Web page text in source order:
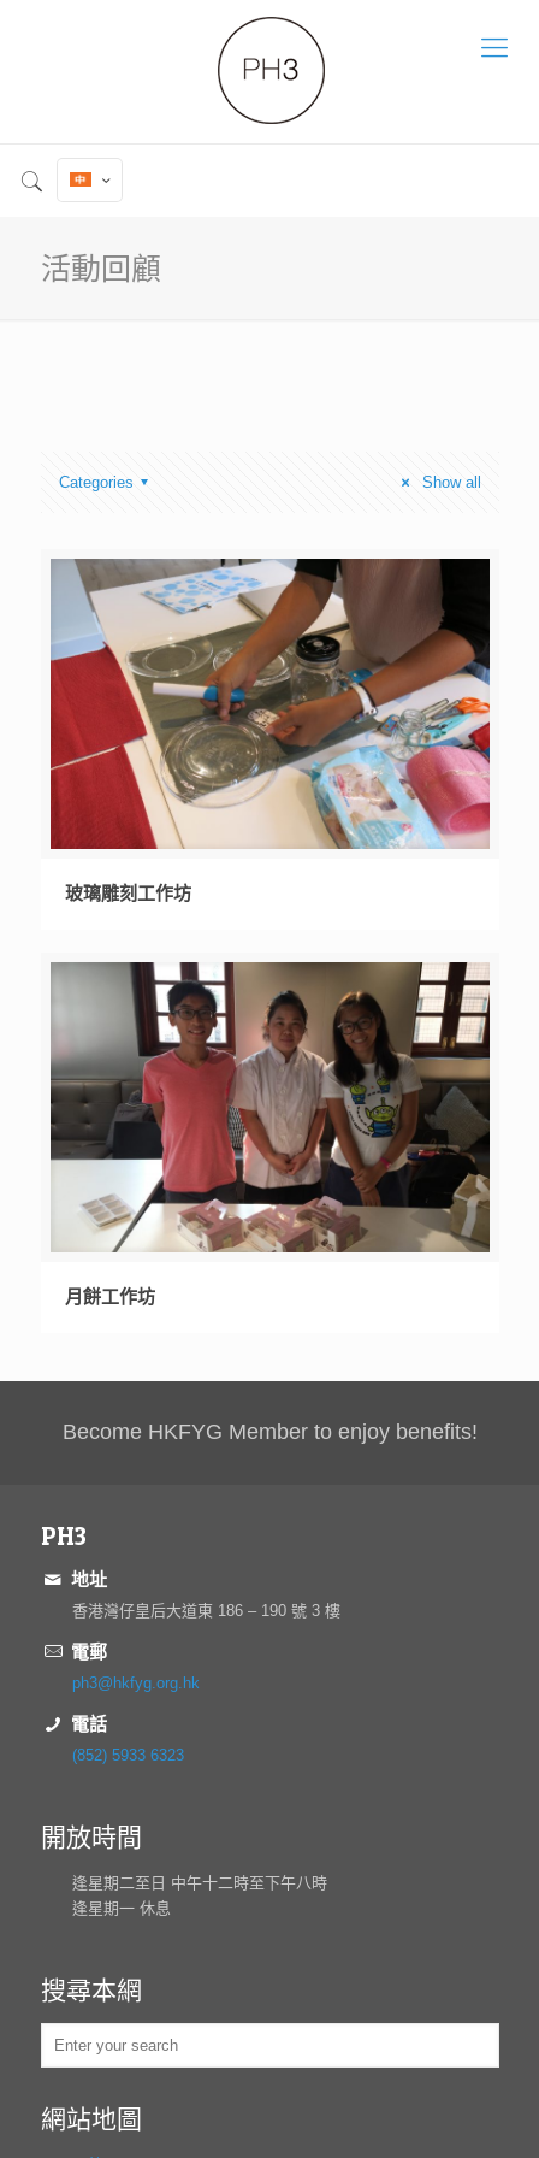
活動回顧
Categories Show all
玻璃雕刻工作坊
月餅工作坊
Become HKFYG Member to enjoy benefits!
PH3
地址
香港灣仔皇后大道東 186 – 190 號 3 樓
電郵
ph3@hkfyg.org.hk
電話
(852) 5933 6323
開放時間
逢星期二至日 中午十二時至下午八時
逢星期一 休息
搜尋本網
網站地圖